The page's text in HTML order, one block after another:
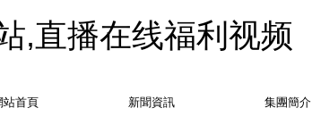
,直播在线福利视频
站首頁
新聞資訊 集團簡介